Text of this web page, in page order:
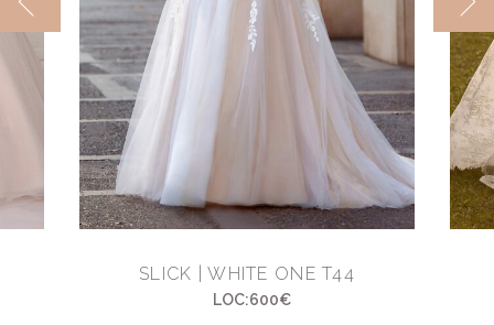
SLICK | WHITE ONE T44
LOC:600€